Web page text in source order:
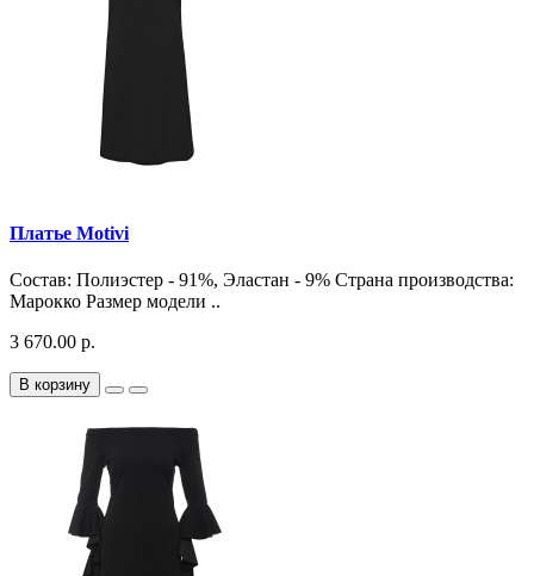
Платье Motivi
Состав: Полиэстер - 91%, Эластан - 9% Страна производства:
Марокко Размер модели ..
3 670.00 р.
В корзину